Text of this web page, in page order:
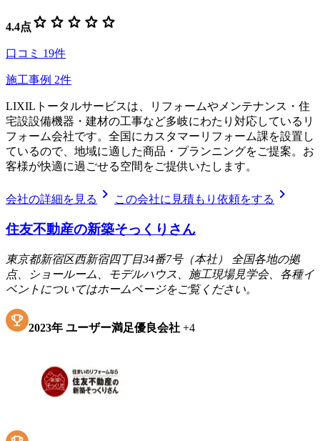
4.4点 star star star star star
口コミ 19件
施工事例 2件
LIXILトータルサービスは、リフォームやメンテナンス・住
宅設設備機器・建材の工事など多岐にわたり対応しているリ
フォーム会社です。全国にカスタマーリフォーム課を設置し
ているので、地域に適した商品・プランニングをご提案。お
客様が快適に過ごせる空間をご提供いたします。
会社の詳細を見る chevron_right この会社に見積もり依頼をする chevron_right
住友不動産の新築そっくりさん
東京都新宿区西新宿四丁目34番7号（本社） 全国各地の拠
点、ショールーム、モデルハウス、施工現場見学会、各種イ
ベントについてはホームページをご覧ください。
2023年 ユーザー満足優良会社 +4